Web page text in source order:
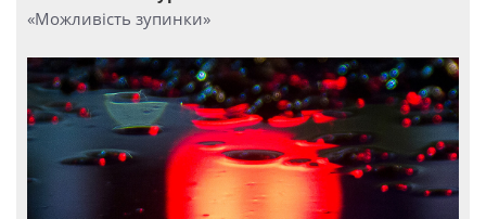
«Можливість зупинки»